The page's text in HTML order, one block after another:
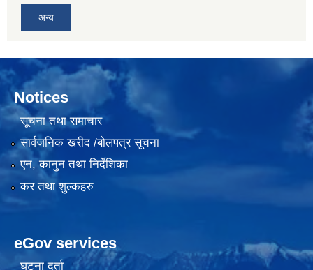
अन्य
Notices
सूचना तथा समाचार
सार्वजनिक खरीद /बोलपत्र सूचना
एन, कानुन तथा निर्देशिका
कर तथा शुल्कहरु
eGov services
घटना दर्ता